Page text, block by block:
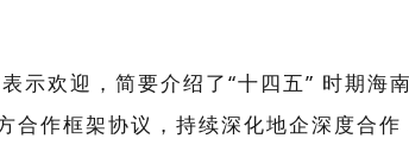
示欢迎，简要介绍了“十四五” 时期海
合作框架协议，持续深化地企深度合作